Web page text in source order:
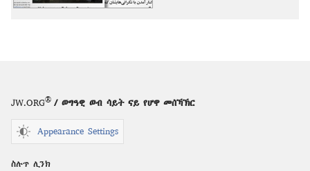
JW.ORG® / ወግዓዊ ወብ ሳይት ናይ የሆዋ መሰኻኽር
Appearance Settings
ስሉጥ ሊንክ